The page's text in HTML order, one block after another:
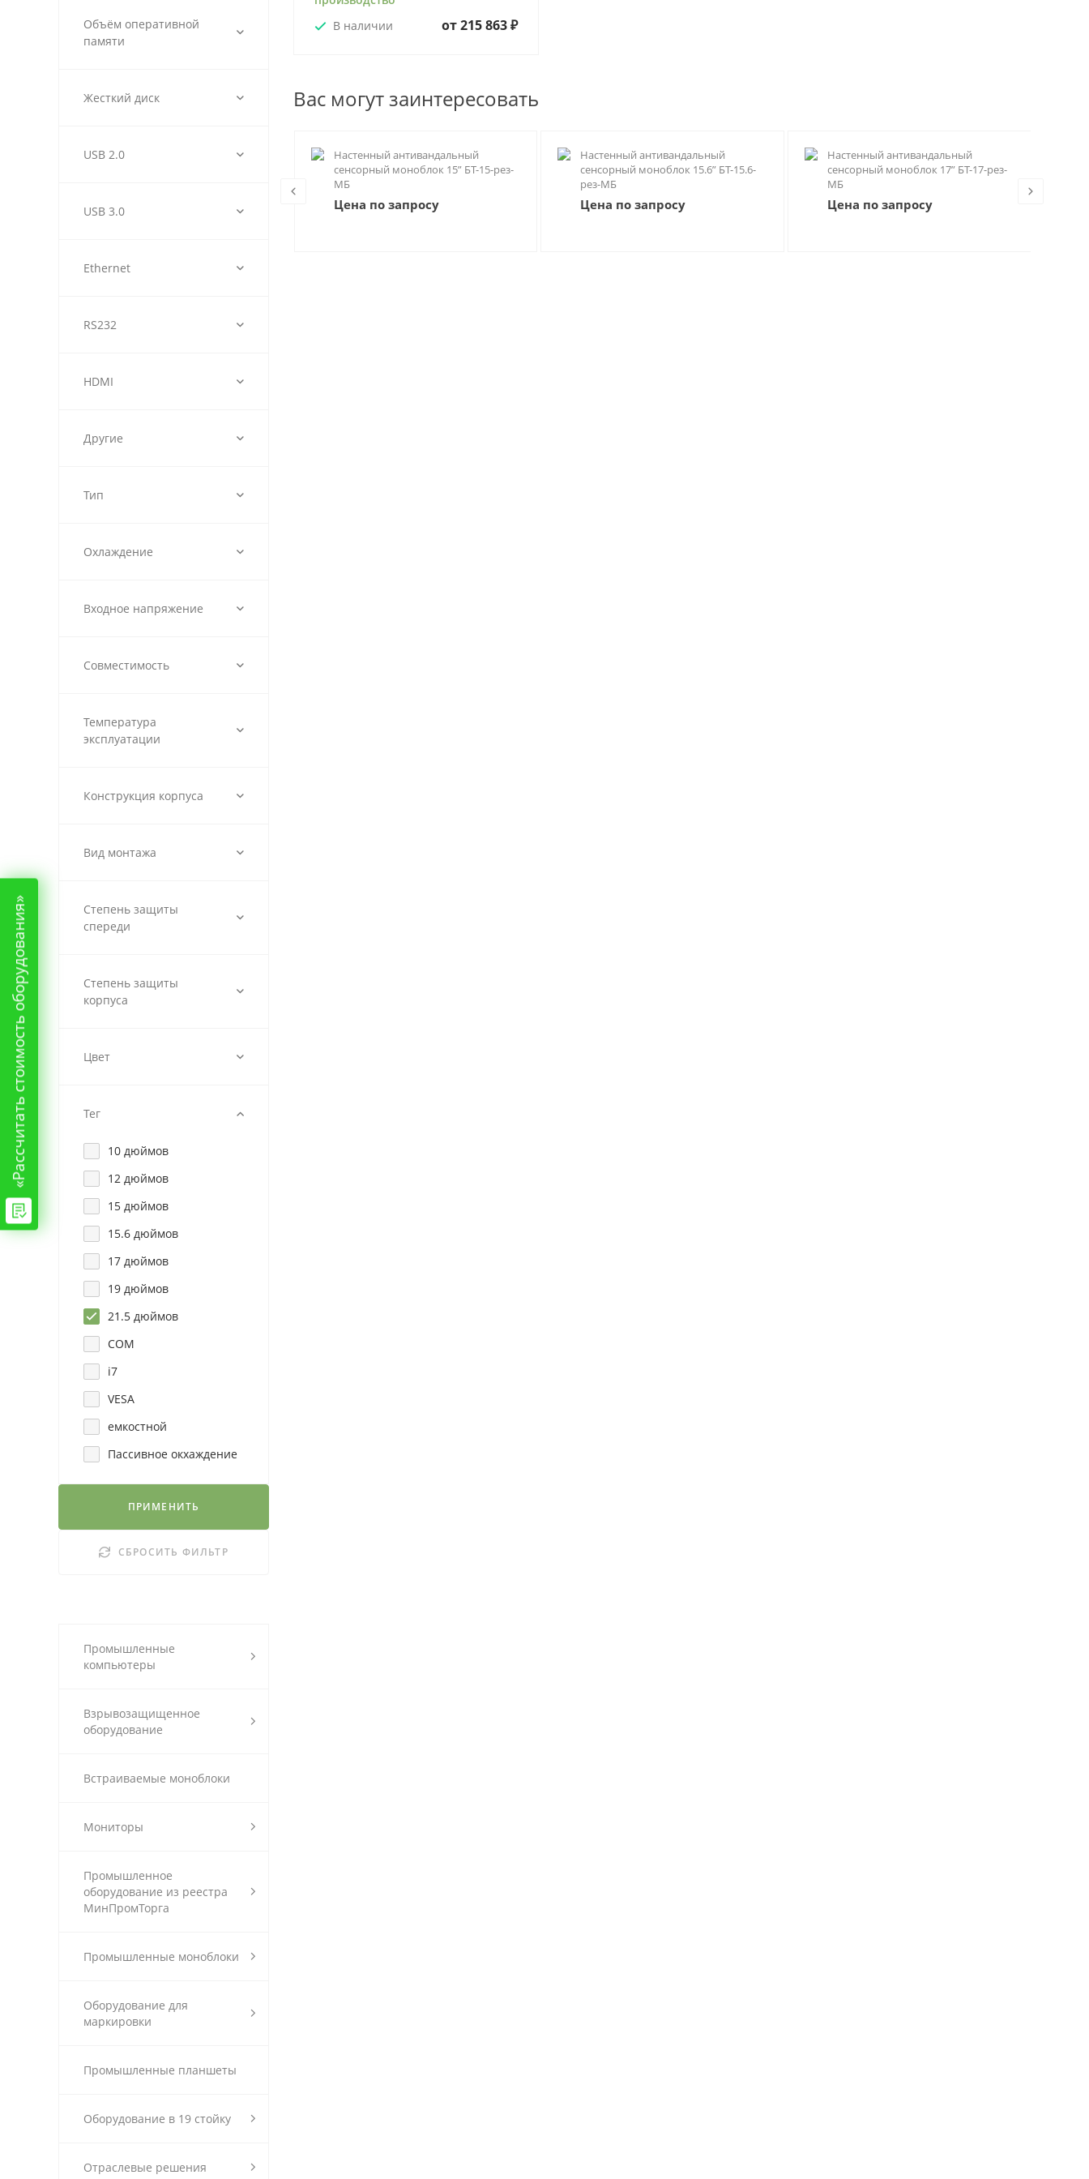
Объём оперативной
памяти
Жесткий диск
USB 2.0
USB 3.0
Ethernet
RS232
HDMI
Другие
Тип
Охлаждение
Входное напряжение
Совместимость
Температура
эксплуатации
Конструкция корпуса
Вид монтажа
Степень защиты
спереди
Степень защиты
корпуса
Цвет
Тег
10 дюймов
12 дюймов
15 дюймов
15.6 дюймов
17 дюймов
19 дюймов
21.5 дюймов
COM
i7
VESA
емкостной
Пассивное окхаждение
ПРИМЕНИТЬ
СБРОСИТЬ ФИЛЬТР
Промышленные
компьютеры
Взрывозащищенное
оборудование
Встраиваемые моноблоки
Мониторы
Промышленное
оборудование из реестра
МинПромТорга
Промышленные моноблоки
Оборудование для
маркировки
Промышленные планшеты
Оборудование в 19 стойку
Отраслевые решения
В наличии
от215 863 ₽
Вас могут заинтересовать
Встраиваемый сенсорный
196 009 ₽
Настенный антивандальный
сенсорный моноблок 15” БТ-15-рез-
МБ
Цена по запросу
Настенный антивандальный
сенсорный моноблок 15.6” БТ-15.6-
рез-МБ
Цена по запросу
Настенный антивандальный
сенсорный моноблок 17” БТ-17-рез-
МБ
Цена по запросу
«Рассчитать стоимость оборудования»